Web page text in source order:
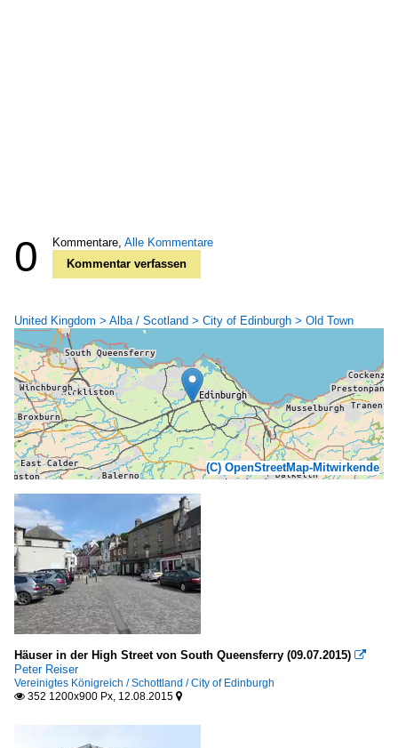
0 Kommentare, Alle Kommentare
Kommentar verfassen
United Kingdom > Alba / Scotland > City of Edinburgh > Old Town
(C) OpenStreetMap-Mitwirkende
Häuser in der High Street von South Queensferry (09.07.2015) 
Peter Reiser
Vereinigtes Königreich / Schottland / City of Edinburgh
 352 1200x900 Px, 12.08.2015 